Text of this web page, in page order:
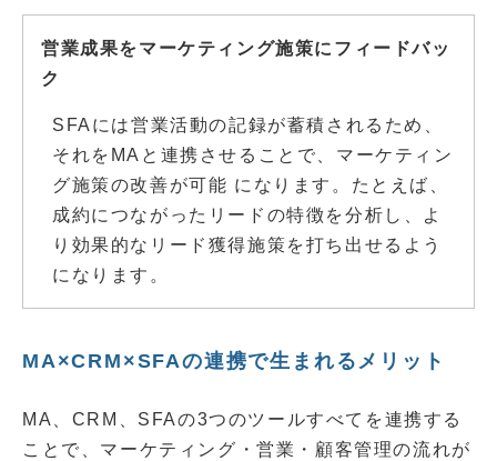
営業成果をマーケティング施策にフィードバッ
ク
SFAには営業活動の記録が蓄積されるため、
それをMAと連携させることで、マーケティン
グ施策の改善が可能 になります。たとえば、
成約につながったリードの特徴を分析し、よ
り効果的なリード獲得施策を打ち出せるよう
になります。
MA×CRM×SFAの連携で生まれるメリット
MA、CRM、SFAの3つのツールすべてを連携する
ことで、マーケティング・営業・顧客管理の流れが